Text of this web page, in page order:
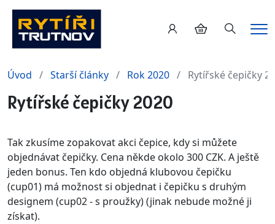
Hledání
Úvod Starší články Rok 2020 Rytířské čepičky
Rytířské čepičky 2020
Tak zkusíme zopakovat akci čepice, kdy si můžete
objednávat čepičky. Cena někde okolo 300 CZK. A ještě
jeden bonus. Ten kdo objedná klubovou čepičku
(cup01) má možnost si objednat i čepičku s druhým
designem (cup02 - s proužky) (jinak nebude možné ji
získat).